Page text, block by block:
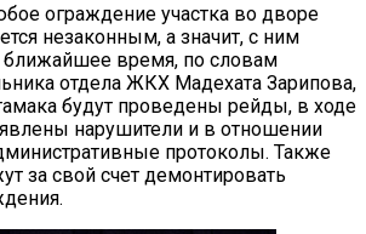
ограждение участка во дворе
незаконным, а значит, с ним
ближайшее время, по словам
отдела ЖКХ Мадехата Зарипова,
будут проведены рейды, в ходе
нарушители и в отношении
протоколы. Также
за свой счет демонтировать